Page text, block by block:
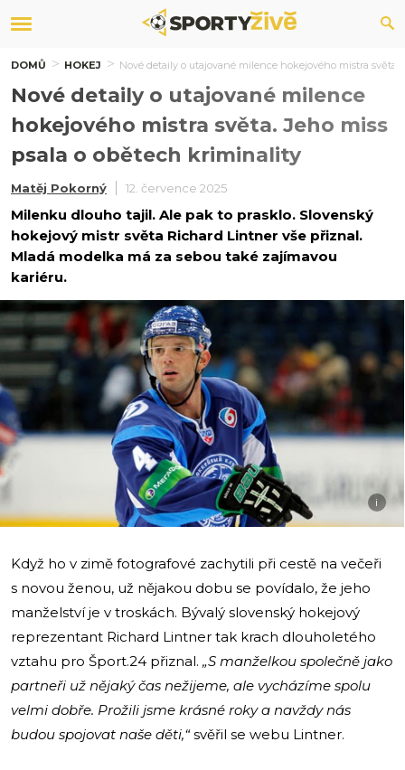
DOMŮ HOKEJ Nové detaily o utajované milence hokejového mistra
Nové detaily o utajované milence
hokejového mistra světa. Jeho miss
psala o obětech kriminality
Matěj Pokorný 12. července 2025
Milenku dlouho tajil. Ale pak to prasklo. Slovenský
hokejový mistr světa Richard Lintner vše přiznal.
Mladá modelka má za sebou také zajímavou
kariéru.
i
Když ho v zimě fotografové zachytili při cestě na večeři
s novou ženou, už nějakou dobu se povídalo, že jeho
manželství je v troskách. Bývalý slovenský hokejový
reprezentant Richard Lintner tak krach dlouholetého
vztahu pro Šport.24 přiznal. „S manželkou společně jako
partneři už nějaký čas nežijeme, ale vycházíme spolu
velmi dobře. Prožili jsme krásné roky a navždy nás
budou spojovat naše děti,“svěřil se webu Lintner.